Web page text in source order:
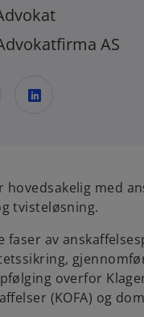
AS
n
s
n
a
n
e
hovedsakelig med
tvisteløsning.
faser av
overfor
(KOFA) og